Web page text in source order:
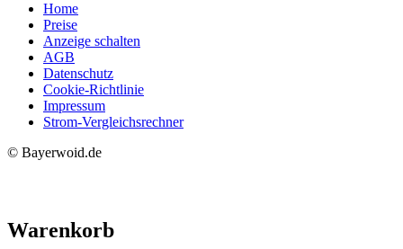
Home
Preise
Anzeige schalten
AGB
Datenschutz
Cookie-Richtlinie
Impressum
Strom-Vergleichsrechner
© Bayerwoid.de
Warenkorb